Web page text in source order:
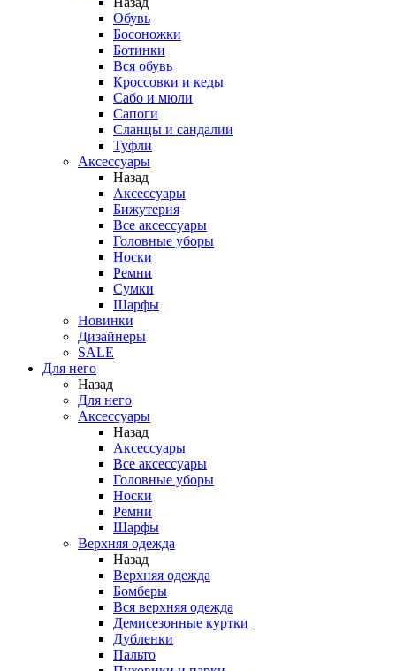
Обувь
Босоножки
Ботинки
Вся обувь
Кроссовки и кеды
Сабо и мюли
Сапоги
Сланцы и сандалии
Туфли
Аксессуары
Назад
Аксессуары
Бижутерия
Все аксессуары
Головные уборы
Носки
Ремни
Сумки
Шарфы
Новинки
Дизайнеры
SALE
Для него
Назад
Для него
Аксессуары
Назад
Аксессуары
Все аксессуары
Головные уборы
Носки
Ремни
Шарфы
Верхняя одежда
Назад
Верхняя одежда
Бомберы
Вся верхняя одежда
Демисезонные куртки
Дубленки
Пальто